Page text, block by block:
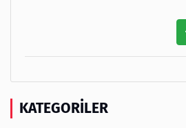
KATEGORILER